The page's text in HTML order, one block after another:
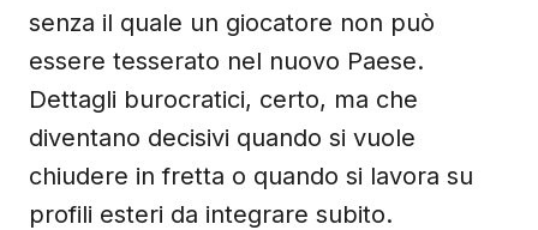
senza il quale un giocatore non può
essere tesserato nel nuovo Paese.
Dettagli burocratici, certo, ma che
diventano decisivi quando si vuole
chiudere in fretta o quando si lavora su
profili esteri da integrare subito.